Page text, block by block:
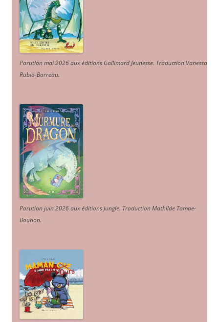
Parution mai 2026 aux éditions Gallimard Jeunesse. Traduction Vanessa
Rubio-Barreau.
Parution juin 2026 aux éditions Jungle. Traduction Mathilde Tamae-
Bouhon.